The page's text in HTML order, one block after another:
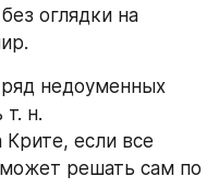
оглядки на
недоуменных
т. н.
если все
решать сам по